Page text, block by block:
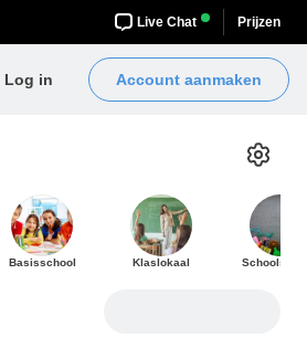
Live Chat Prijzen
Log in Account aanmaken
Basisschool Klaslokaal